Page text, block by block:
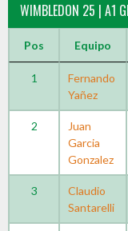
WIMBLEDON 25 | A1
Pos Equipo
1
Fernando
Yañez
2
Juan
Garcia
Gonzalez
3
Claudio
Santarelli